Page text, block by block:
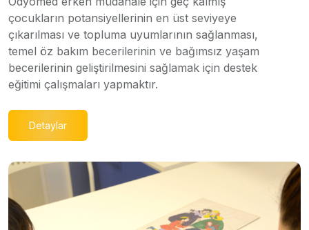
çocukların potansiyellerinin en üst seviyeye
çıkarılması ve topluma uyumlarının sağlanması,
temel öz bakım becerilerinin ve bağımsız yaşam
becerilerinin geliştirilmesini sağlamak için destek
eğitimi çalışmaları yapmaktır.
Detaylar